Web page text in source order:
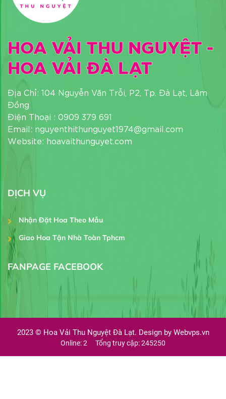
HOA VẢI THU NGUYỆT -
HOA VẢI ĐÀ LẠT
Địa Chỉ: 104 Nguyễn Văn Trỗi, P2, Tp. Đà Lạt, Lâm
Đồng
Điện Thoại : 0909 379 691
Email: nguyenthithunguyet1974@gmail.com
Website: hoavaithunguyet.com
DỊCH VỤ
Nhận Đặt Hoa Theo Mẫu
Giao Hoa Tận Nhà Toàn Tphcm
FANPAGE FACEBOOK
2023 © Hoa Vải Thu Nguyệt Đà Lạt. Design by Webvps.vn
Online: 2 Tổng truy cập: 245250